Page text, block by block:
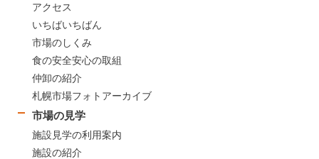
アクセス
いちばいちばん
市場のしくみ
食の安全安心の取組
仲卸の紹介
札幌市場フォトアーカイブ
市場の見学
施設見学の利用案内
施設の紹介